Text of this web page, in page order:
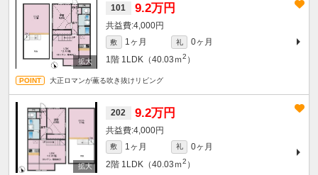
101 9.2万円
4,000円
敷 1ヶ月 礼
0ヶ月
1階 1LDK（40.03ｍ2 ）
大正ロマンが薫る吹き抜けリビング
202 9.2万円
4,000円
敷 1ヶ月 礼
0ヶ月
2階 1LDK（40.03ｍ2 ）